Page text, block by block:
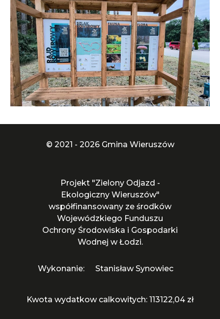
© 2021 - 2026 Gmina Wieruszów
Projekt "Zielony Odjazd -
Ekologiczny Wieruszów"
współfinansowany ze środków
Wojewódzkiego Funduszu
Ochrony Środowiska i Gospodarki
Wodnej w Łodzi.
Wykonanie: Stanisław Synowiec
Kwota wydatkow calkowitych: 113122,04 zł